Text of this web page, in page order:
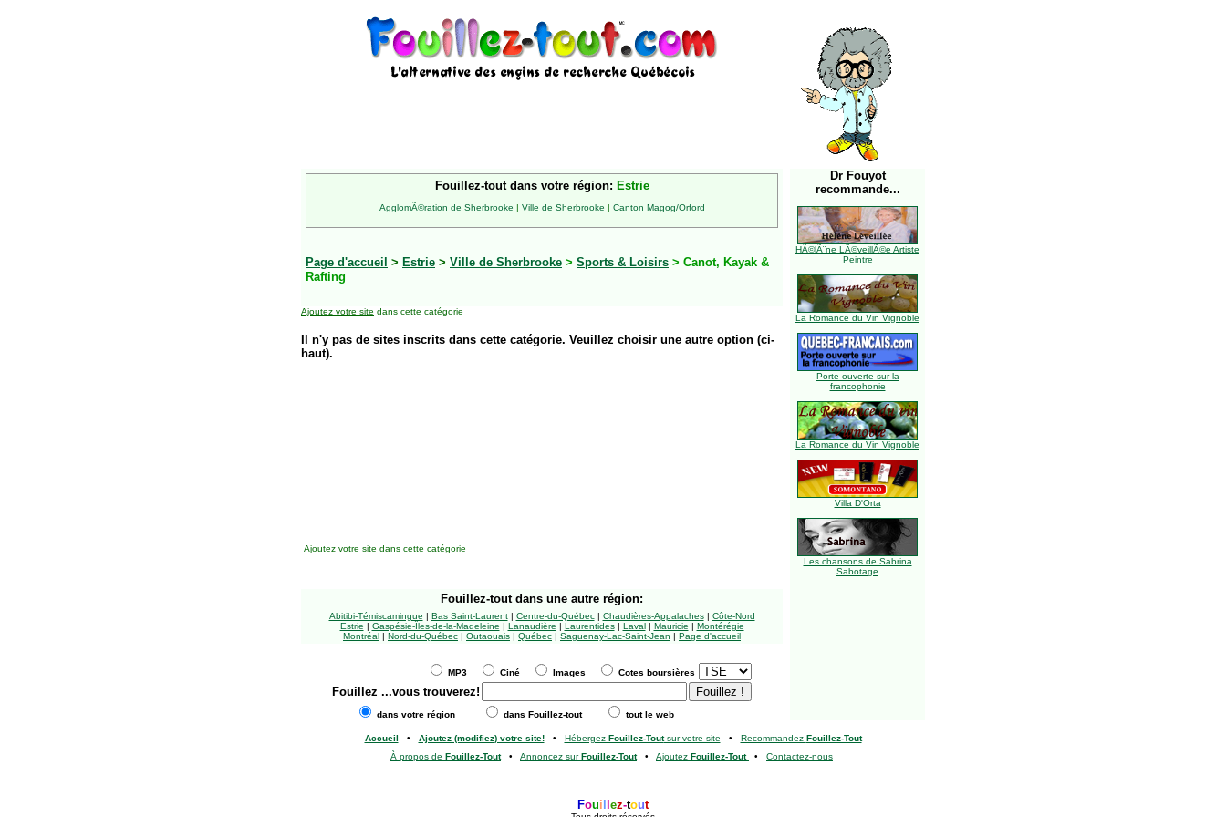
Fouillez-tout dans votre région: Estrie
AgglomÃ©ration de Sherbrooke | Ville de Sherbrooke | Canton Magog/Orford
Page d'accueil > Estrie > Ville de Sherbrooke > Sports & Loisirs > Canot, Kayak &
Rafting
Ajoutez votre site dans cette catégorie
Il n'y pas de sites inscrits dans cette catégorie. Veuillez choisir une autre option (ci-
haut).
Dr Fouyot
recommande...
HÃ©lÃ¨ne LÃ©veillÃ©e Artiste
Peintre
La Romance du Vin Vignoble
Porte ouverte sur la
francophonie
La Romance du Vin Vignoble
Villa D'Orta
Les chansons de Sabrina
Sabotage
Ajoutez votre site dans cette catégorie
Fouillez-tout dans une autre région:
Abitibi-Témiscamingue | Bas Saint-Laurent| Centre-du-Québec| Chaudières-Appalaches| Côte-Nord
Estrie | Gaspésie-Îles-de-la-Madeleine | Lanaudière | Laurentides| Laval| Mauricie | Montérégie
Montréal | Nord-du-Québec | Outaouais | Québec | Saguenay-Lac-Saint-Jean | Page d'accueil
MP3 Ciné Images Cotes boursières
Fouillez ...vous trouverez!
dans votre région dans Fouillez-tout tout le web
Accueil • Ajoutez (modifiez) votre site!• Hébergez Fouillez-Toutsur votre site • Recommandez Fouillez-Tout
À propos de Fouillez-Tout• Annoncez surFouillez-Tout• Ajoutez Fouillez-Tout • Contactez-nous
Foui ez-tout